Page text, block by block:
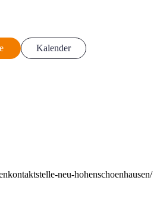
Kalender
neu-hohenschoenhausen/